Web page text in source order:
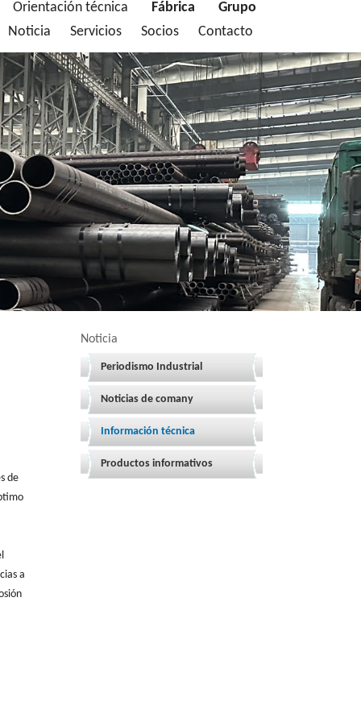
Orientación técnica Fábrica
Grupo
Noticia
Servicios Socios Contacto
Noticia
Periodismo Industrial
Noticias de comany
Información técnica
Productos informativos
de
a